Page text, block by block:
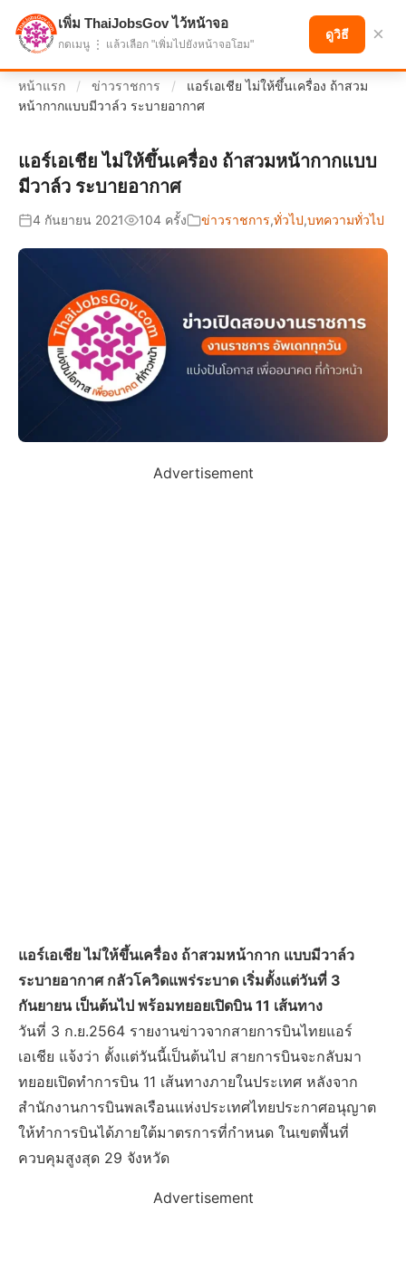
แบ่งปันโอกาส เพื่ออนาคตที่ก้าวหน้า
หน้าแรก / ข่าวราชการ /
แอร์เอเชีย ไม่ให้ขึ้นเครื่อง ถ้าสวม
หน้ากากแบบมีวาล์ว ระบายอากาศ
แอร์เอเชีย ไม่ให้ขึ้นเครื่อง ถ้าสวมหน้ากากแบบ
มีวาล์ว ระบายอากาศ
4 กันยายน 2021 104 ครั้ง ข่าวราชการ,ทั่วไป,บทความทั่วไป
Advertisement
แอร์เอเชีย ไม่ให้ขึ้นเครื่อง ถ้าสวมหน้ากาก แบบมีวาล์ว
ระบายอากาศ กลัวโควิดแพร่ระบาด เริ่มตั้งแต่วันที่ 3
กันยายน เป็นต้นไป พร้อมทยอยเปิดบิน 11 เส้นทาง
วันที่ 3 ก.ย.2564 รายงานข่าวจากสายการบินไทยแอร์
เอเชีย แจ้งว่า ตั้งแต่วันนี้เป็นต้นไป สายการบินจะกลับมา
ทยอยเปิดทำการบิน 11 เส้นทางภายในประเทศ หลังจาก
สำนักงานการบินพลเรือนแห่งประเทศไทยประกาศอนุญาต
ให้ทำการบินได้ภายใต้มาตรการที่กำหนด ในเขตพื้นที่
ควบคุมสูงสุด 29 จังหวัด
Advertisement
เพิ่ม ThaiJobsGov ไว้หน้าจอ
กดเมนู ⋮ แล้วเลือก "เพิ่มไปยังหน้าจอโฮม"
ดูวิธี ×